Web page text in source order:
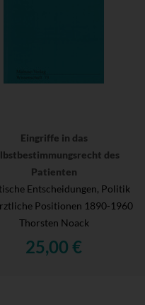
Eingriffe in das
des
Patienten
Entscheidungen, Politik
Positionen 1890-1960
Thorsten Noack
25,00 €